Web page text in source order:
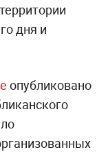
дня и
опубликовано